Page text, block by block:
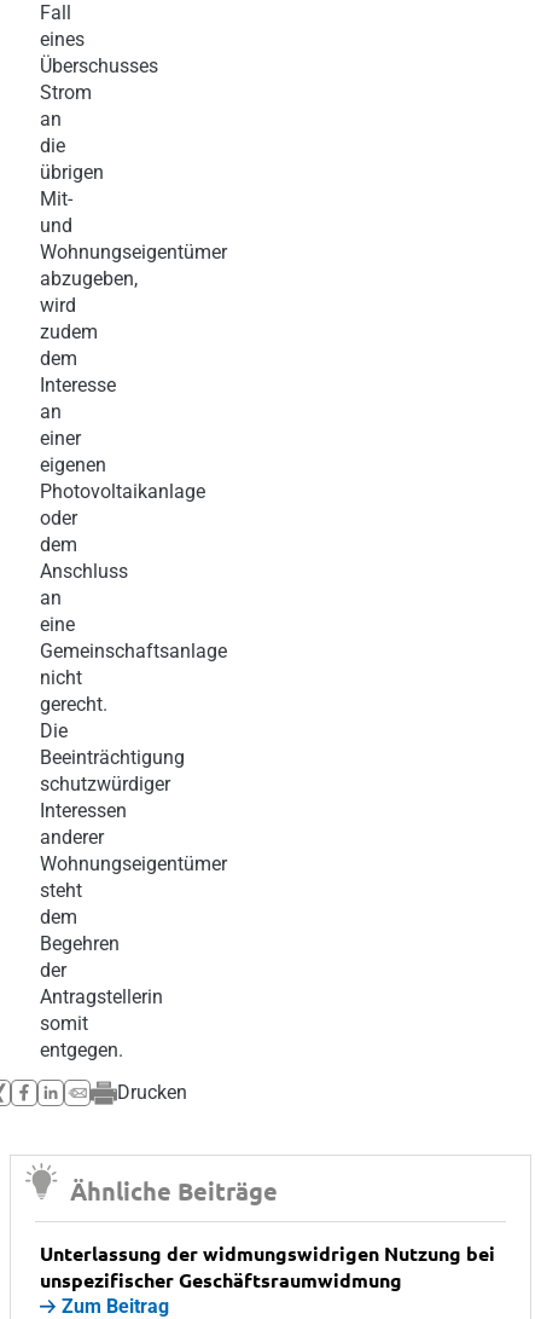
Fall
eines
Überschusses
Strom
an
die
übrigen
Mit-
und
Wohnungseigentümer
abzugeben,
wird
zudem
dem
Interesse
an
einer
eigenen
Photovoltaikanlage
oder
dem
Anschluss
an
eine
Gemeinschaftsanlage
nicht
gerecht.
Die
Beeinträchtigung
schutzwürdiger
Interessen
anderer
Wohnungseigentümer
steht
dem
Begehren
der
Antragstellerin
somit
entgegen.
Drucken
Ähnliche Beiträge
Unterlassung der widmungswidrigen Nutzung bei
unspezifischer Geschäftsraumwidmung
Zum Beitrag